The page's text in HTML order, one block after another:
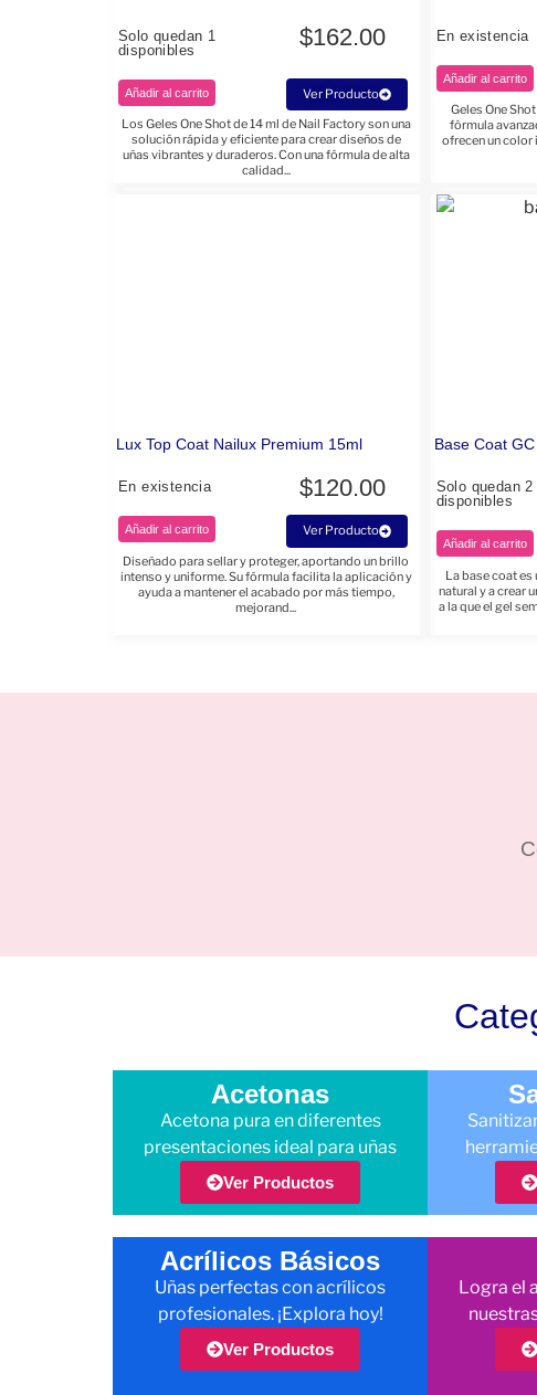
Solo quedan 1
disponibles
$162.00
Añadir al carrito
Ver Producto
Los Geles One Shot de 14 ml de Nail Factory son una
solución rápida y eficiente para crear diseños de
uñas vibrantes y duraderos. Con una fórmula de alta
calidad...
En existencia
Añadir al carrito
Geles One
fórmula
ofrecen un color
Lux Top Coat Nailux Premium 15ml
En existencia $120.00
Añadir al carrito
Ver Producto
Diseñado para sellar y proteger, aportando un brillo
intenso y uniforme. Su fórmula facilita la aplicación y
ayuda a mantener el acabado por más tiempo,
mejorand...
Base Coat
Solo quedan 2
disponibles
Añadir al carrito
La base coat es
natural y a crear
a la que el gel
Acetonas
Acetona pura en diferentes
presentaciones ideal para uñas
Ver Productos
Acrílicos Básicos
Uñas perfectas con acrílicos
profesionales. ¡Explora hoy!
Ver Productos
Logra el